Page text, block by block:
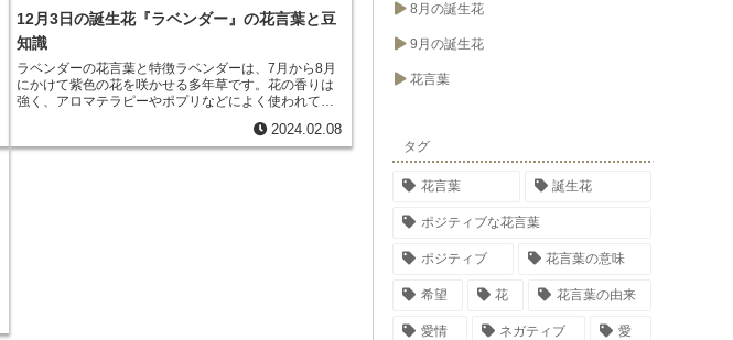
という意味で、これはランタナの花が咲くと他の花が
隠れてしまうことからきています。ランタナは古くか
ら薬草として用いられてきました。ランタナの花や葉
には抗菌、抗炎症作用があり、風邪や腹痛などの症状
を緩和する効果があるといわれています。また、ラン
タナの花は食用としても利用されており、ジャムやソ
ースに使われます。
12月3日の誕生花『ラベンダー』の花言葉と豆
知識
ラベンダーの花言葉と特徴ラベンダーは、7月から8月
にかけて紫色の花を咲かせる多年草です。花の香りは
強く、アロマテラピーやポプリなどによく使われてい
待」「沈黙」「優しさ」「安らぎ」「心落ち着く」
「記憶」「愛の告白」などです。花の色である紫は、
2024.02.08
8月の誕生花
9月の誕生花
花言葉
タグ
花言葉 誕生花
ポジティブな花言葉
ポジティブ 花言葉の意味
希望 花 花言葉の由来
愛情 ネガティブ 愛